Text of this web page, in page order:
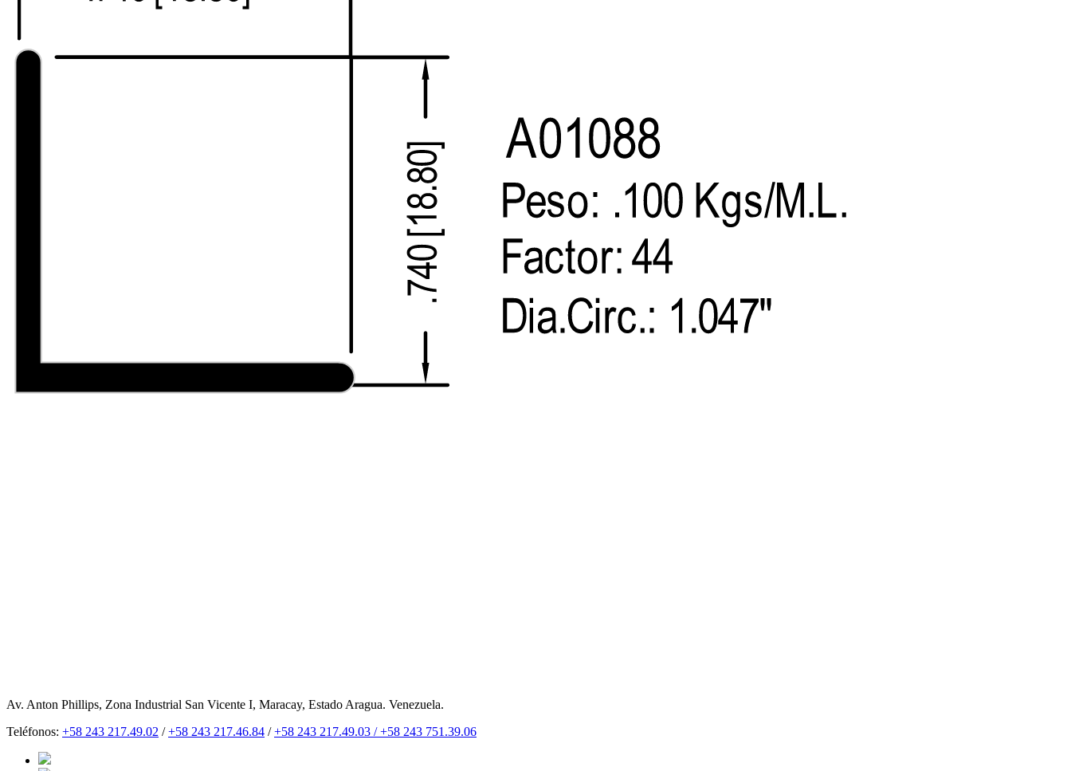
Av. Anton Phillips, Zona Industrial San Vicente I, Maracay, Estado Aragua. Venezuela.
Teléfonos: +58 243 217.49.02 /+58 243 217.46.84 /+58 243 217.49.03 /+58 243 751.39.06